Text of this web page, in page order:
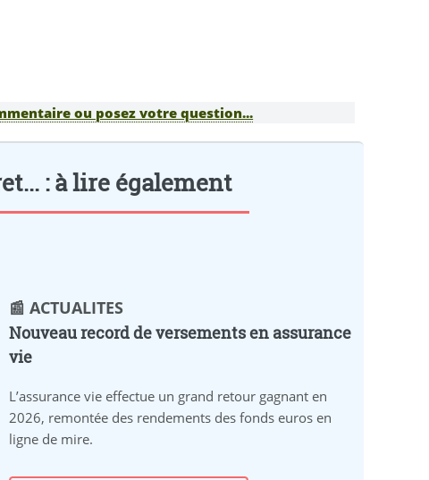
ou posez votre question...
: à lire également
📰 ACTUALITES
Nouveau record de versements en assurance
vie
L’assurance vie effectue un grand retour gagnant en
2026, remontée des rendements des fonds euros en
ligne de mire.